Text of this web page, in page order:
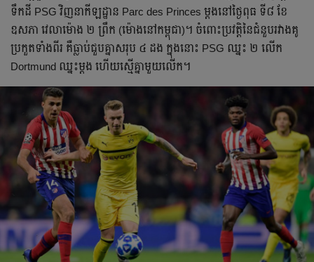
ទឹកដី PSG វិញ​នា​កីឡដ្ឋាន Parc des Princes ម្ដង​នៅ​ថ្ងៃ​ពុធ​ ទី៨ ខែ​
ឧសភា វេលា​ម៉ោង ២ ព្រឹក (ម៉ោង​នៅ​កម្ពុជា)។​ ចំពោះ​ប្រវត្តិ​នៃ​ជំនួប​រវាង​គូ​
ប្រកួត​ទាំង​ពីរ គឺ​ធ្លាប់​ជួប​គ្នា​សរុប ៤ ដង ក្នុង​នោះ PSG ឈ្នះ ២ លើក
Dortmund ឈ្នះ​ម្ដង ហើយ​ស្មើ​គ្នា​មួយ​លើក។